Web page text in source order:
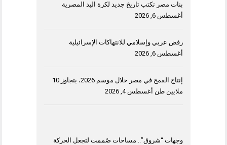
بنات مصر تكتب تاريخ جديد لكرة اليد المصرية
أغسطس 6, 2026
رفض عربي وإسلامي للانتهاكات الإسرائيلية
أغسطس 6, 2026
إنتاج القمح في مصر خلال موسم 2026، يتجاوز 10
ملايين طن أغسطس 4, 2026
وجهات “شروق”.. مساحات صُممت لتجعل الحركة